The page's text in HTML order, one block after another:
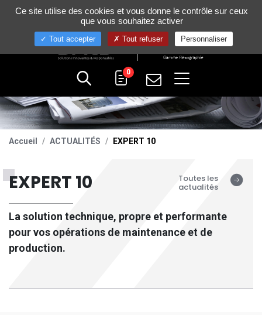
+33 (0)4 75 58 80 10
0
Accueil ACTUALITÉS EXPERT 10
EXPERT 10
La solution technique, propre et performante
pour vos opérations de maintenance et de
production.
Toutes les
actualités
Gestion de vos préférences sur les cookies
Ce site utilise des cookies et vous donne le contrôle sur ceux
que vous souhaitez activer
Tout accepter Tout refuser Personnaliser